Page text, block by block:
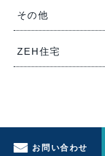
その他
ZEH住宅
お問い合わせ